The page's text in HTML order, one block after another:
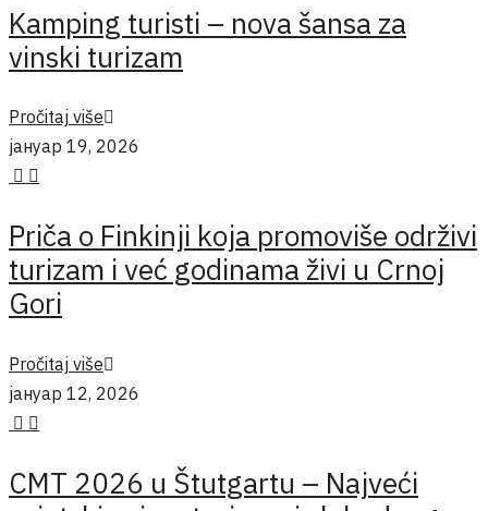
Kamping turisti – nova šansa za
vinski turizam
Pročitaj više
јануар 19, 2026
Priča o Finkinji koja promoviše održivi
turizam i već godinama živi u Crnoj
Gori
Pročitaj više
јануар 12, 2026
CMT 2026 u Štutgartu – Najveći